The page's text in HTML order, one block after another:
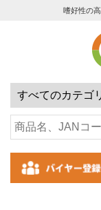
嗜好性の